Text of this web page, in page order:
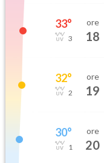
33°
3
ore
18
32°
2
ore
19
30°
1
ore
20